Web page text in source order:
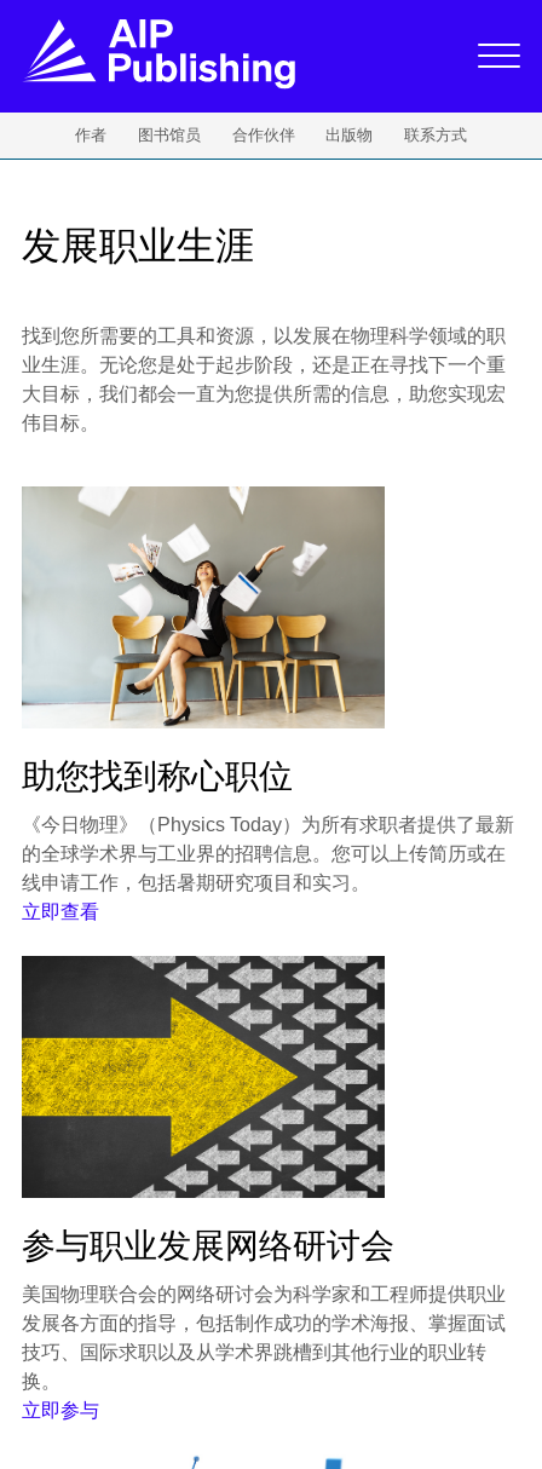
作者 图书馆员 合作伙伴 出版物 联系方式
发展职业生涯
找到您所需要的工具和资源，以发展在物理科学领域的职
业生涯。无论您是处于起步阶段，还是正在寻找下一个重
大目标，我们都会一直为您提供所需的信息，助您实现宏
伟目标。
助您找到称心职位
《今日物理》（Physics Today）为所有求职者提供了最新
的全球学术界与工业界的招聘信息。您可以上传简历或在
线申请工作，包括暑期研究项目和实习。
立即查看
参与职业发展网络研讨会
美国物理联合会的网络研讨会为科学家和工程师提供职业
发展各方面的指导，包括制作成功的学术海报、掌握面试
技巧、国际求职以及从学术界跳槽到其他行业的职业转
换。
立即参与